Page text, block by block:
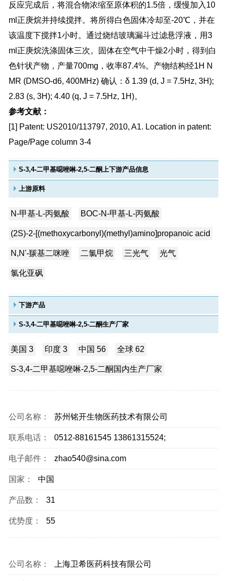
反应完成后，将混合物浓缩至原体积的1.5倍，缓慢加入10
ml正庚烷并持续搅拌。将所得白色固体冷却至-20℃，并在
该温度下搅拌1小时。通过烧结玻璃漏斗过滤悬浮液，用3
ml正庚烷洗涤固体三次。固体在空气中干燥2小时，得到白
色针状产物，产量700mg，收率87.4%。产物结构经1H N
MR (DMSO-d6, 400MHz) 确认：δ 1.39 (d, J = 7.5Hz, 3H);
2.83 (s, 3H); 4.40 (q, J = 7.5Hz, 1H)。
参考文献：
[1] Patent: US2010/113797, 2010, A1. Location in patent:
Page/Page column 3-4
S-3,4-二甲基噁唑啉-2,5-二酮上下游产品信息
上游原料
N-甲基-L-丙氨酸 BOC-N-甲基-L-丙氨酸
(2S)-2-[(methoxycarbonyl)(methyl)amino]propanoic acid
N,N'-羰基二咪唑 二氯甲烷 三光气 光气
氯化亚砜
下游产品
S-3,4-二甲基噁唑啉-2,5-二酮生产厂家
美国 3 印度 3 中国 56 全球 62
S-3,4-二甲基噁唑啉-2,5-二酮国内生产厂家
公司名称： 苏州铭开生物医药技术有限公司
联系电话： 0512-88161545 13861315524;
电子邮件： zhao540@sina.com
国家： 中国
产品数： 31
优势度： 55
公司名称： 上海卫希医药科技有限公司